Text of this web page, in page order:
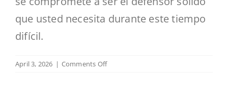
que usted necesita durante este tiempo
difícil.
April 3, 2026 | Comments Offon